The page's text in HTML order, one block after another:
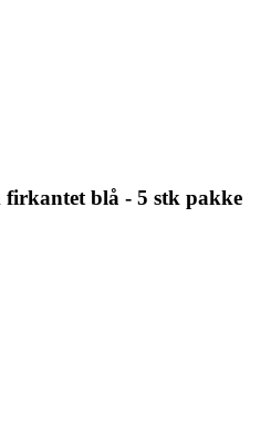
blå - 5 stk pakke